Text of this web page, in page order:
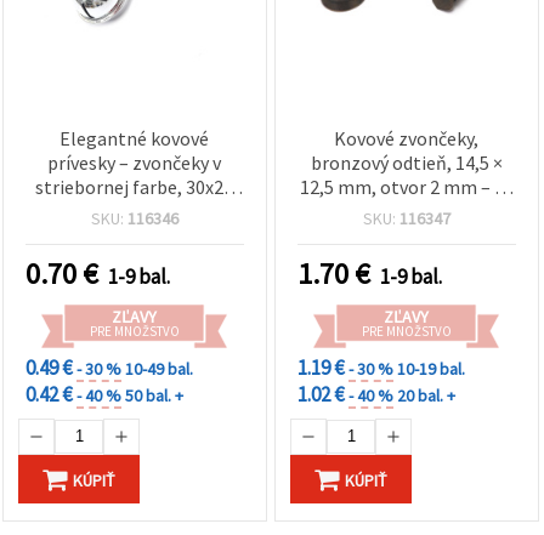
Elegantné kovové
prívesky – zvončeky v
striebornej farbe, 30x26
mm, balenie 2 ks, na
kreatívne tvorenie a
sviatočné dekorácie
SKU: 116346
0.70€ 1-9 bal.
ZĽAVY
PRE MNOŽSTVO
0.49 €- 30 %10-49 bal.
0.42 €- 40 %50 bal. +
KÚPIŤ
Kovové zvončeky,
bronzový odtieň, 14,5 ×
12,5 mm, otvor 2 mm – 10
ks
SKU: 116347
1.70€ 1-9 bal.
ZĽAVY
PRE MNOŽSTVO
1.19 €- 30 %10-19 bal.
1.02 €- 40 % 20 bal. +
KÚPIŤ